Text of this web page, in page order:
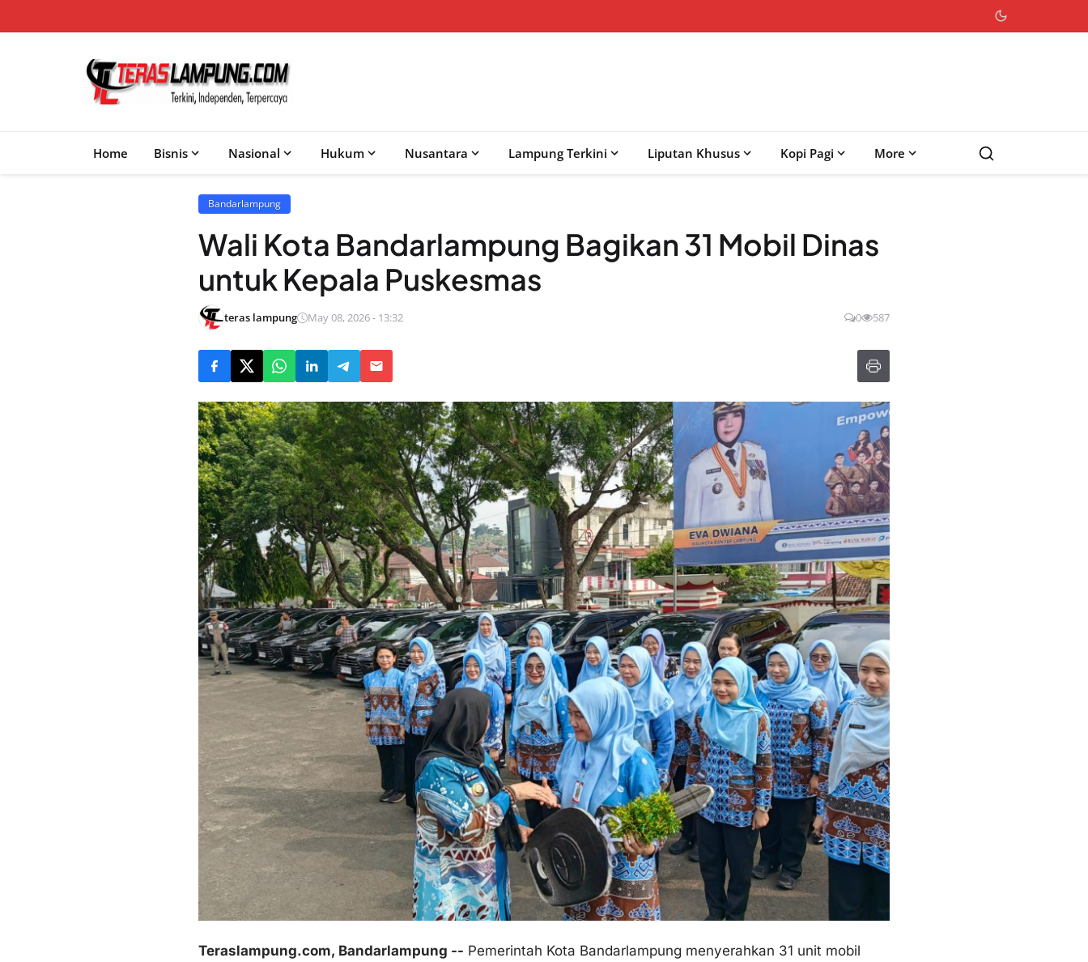
Home Bisnis Nasional Hukum Nusantara Lampung Terkini Liputan Khusus Kopi Pagi More
Bandarlampung
Wali Kota Bandarlampung Bagikan 31 Mobil Dinas
untuk Kepala Puskesmas
teras lampung May 08, 2026 - 13:32 0 587
Teraslampung.com, Bandarlampung -- Pemerintah Kota Bandarlampung menyerahkan 31 unit mobil